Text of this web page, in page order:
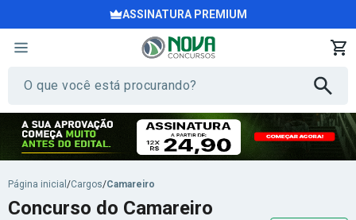
ASSINATURA PREMIUM
Página inicial /Cargos/Camareiro
Concurso do Camareiro